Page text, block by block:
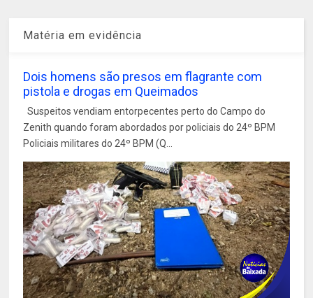
Matéria em evidência
Dois homens são presos em flagrante com
pistola e drogas em Queimados
Suspeitos vendiam entorpecentes perto do Campo do
Zenith quando foram abordados por policiais do 24º BPM
Policiais militares do 24º BPM (Q...